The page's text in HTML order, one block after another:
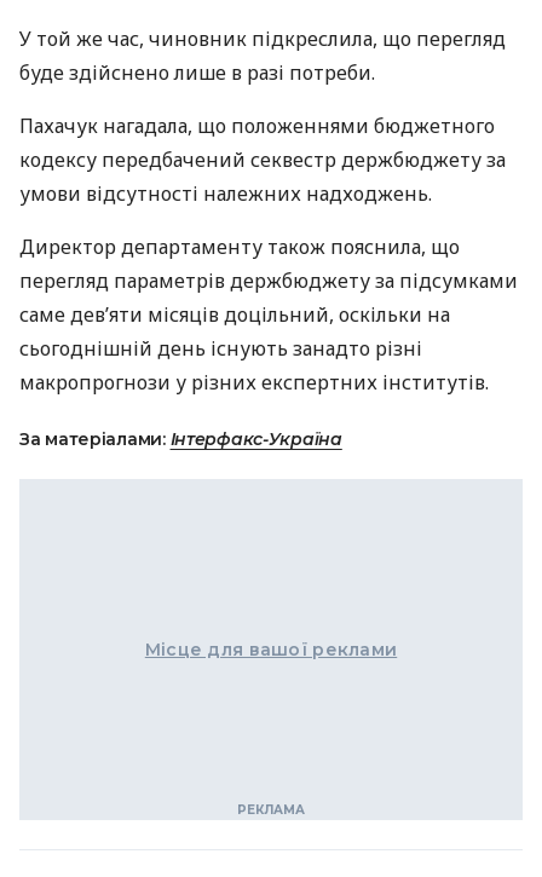
У той же час, чиновник підкреслила, що перегляд
буде здійснено лише в разі потреби.
Пахачук нагадала, що положеннями бюджетного
кодексу передбачений секвестр держбюджету за
умови відсутності належних надходжень.
Директор департаменту також пояснила, що
перегляд параметрів держбюджету за підсумками
саме дев’яти місяців доцільний, оскільки на
сьогоднішній день існують занадто різні
макропрогнози у різних експертних інститутів.
За матеріалами: Інтерфакс-Україна
Місце для вашої реклами